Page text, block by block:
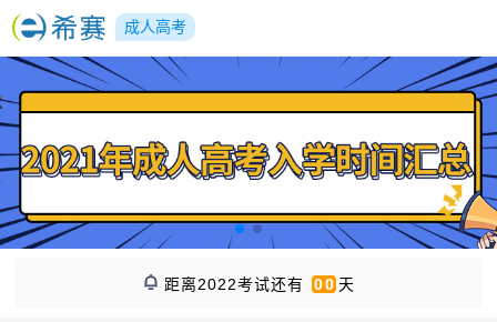
成人高考
距离2022考试还有 00 天